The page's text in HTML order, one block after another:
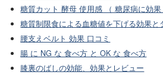
糖質カット 酵母 使用感 （ 糖尿病に効果
糖質制限食による血糖値を下げる効果と
腰支えベルト 効果 口コミ
腸 に NG な 食べ方 と OK な 食べ方
膝裏のばしの効能、効果とレビュー